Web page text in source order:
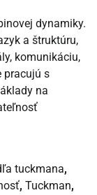
dynamiky.
a štruktúru,
komunikáciu,
pracujú s
na
tuckmana,
, Tuckman,